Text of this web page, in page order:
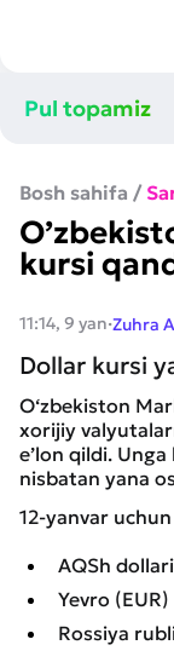
Pul topamiz
Bosh sahifa /
kursi
11:14, 9 yan·Zuhra
Dollar kursi
O‘zbekiston
xorijiy
e’lon qildi. Unga
nisbatan yana
12-yanvar
AQSh dollari
Yevro
Rossiya